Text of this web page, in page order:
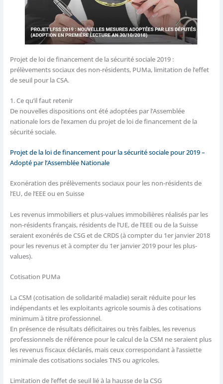
Projet de loi de financement de la sécurité sociale 2019 :
prélèvements sociaux des non-résidents, PUMa, limitation de l’effet
de seuil pour la CSA.
1.Ce qu’il faut retenir
De nouvelles dispositions ont été adoptées par l’Assemblée
nationale lors de l’examen du projet de loi de financement de la
sécurité sociale.
Projet de la loi de financement pour la sécurité sociale pour 2019 –
Adopté par l’Assemblée Nationale
Exonération des prélèvements sociaux pour les non-résidents de
l’EU, de l’EEE ou en Suisse
Les revenus immobiliers et plus-values immobilières réalisés par les
non-résidents français, résidents de l’UE, de l’EEE ou de la Suisse
seraient exonérés de CSG et de CRDS (à compter du 1er janvier 2018
pour les revenus et à compter du 1er janvier 2019 pour les plus-
values).
Cotisation PUMa
La CSM (cotisation de solidarité maladie) serait réduite pour les
indépendants et les exploitants agricole soumis à des cotisations
minimum à titre professionnel.
En présence de résultats déficitaires ou très faibles, les revenus
professionnels de référence pour le calcul de la CSM ne seraient plus
les revenus fiscaux déclarés, mais ceux correspondant à l’assiette
minimale des cotisations sociales TNS ou agricoles.
Limitation de l’effet de seuil lié à la hausse de la CSG